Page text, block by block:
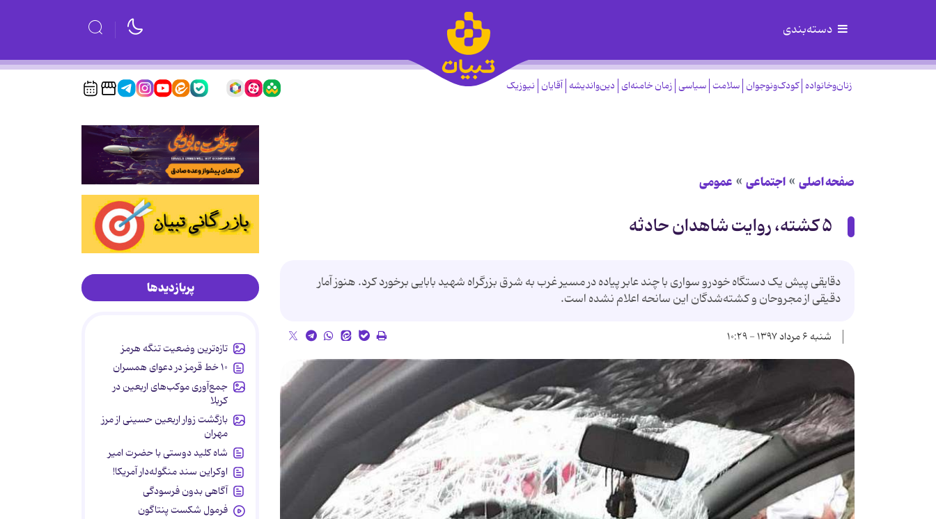
دسته‌بندی
زنان‌وخانواده کودک‌ونوجوان سلامت سیاسی زمان خامنه‌ای دین‌واندیشه آقایان نیوزیک
صفحه اصلی اجتماعی عمومی
۵ کشته، روایت شاهدان حادثه
دقایقی پیش یک دستگاه خودرو سواری با چند عابر پیاده در مسیر غرب به شرق بزرگراه شهید بابایی برخورد کرد. هنوز آمار
دقیقی از مجروحان و کشته‌شدگان این سانحه اعلام نشده است.
شنبه ۶ مرداد ۱۳۹۷ - ۱۰:۲۹
پربازدیدها
تازه‌ترین وضعیت تنگه هرمز
۱۰ خط قرمز در دعوای همسران
جمع‌آوری موکب‌های اربعین در
کربلا
بازگشت زوار اربعین حسینی از مرز
مهران
شاه کلید دوستی با حضرت امیر
اوکراین سند منگوله‌دار آمریکا!
آگاهی بدون فرسودگی
فرمول شکست پنتاگون